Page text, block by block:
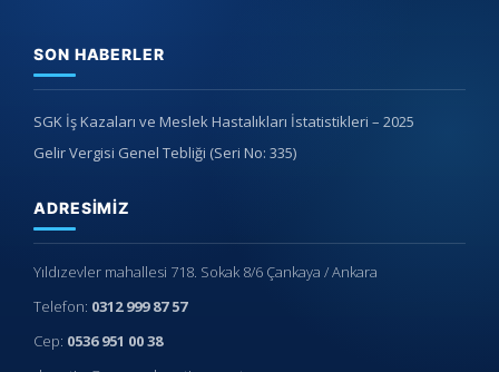
SON HABERLER
SGK İş Kazaları ve Meslek Hastalıkları İstatistikleri – 2025
Gelir Vergisi Genel Tebliği (Seri No: 335)
ADRESIMIZ
Yıldızevler mahallesi 718. Sokak 8/6 Çankaya / Ankara
Telefon: 0312 999 87 57
Cep: 0536 951 00 38